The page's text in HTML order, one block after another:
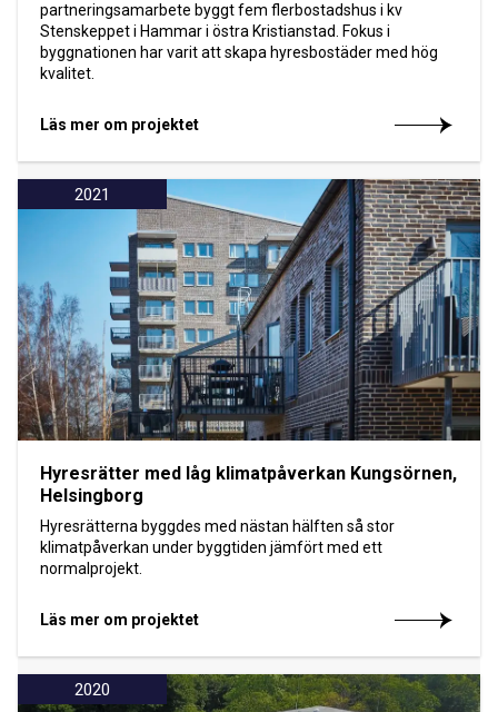
partneringsamarbete byggt fem flerbostadshus i kv
Stenskeppet i Hammar i östra Kristianstad. Fokus i
byggnationen har varit att skapa hyresbostäder med hög
kvalitet.
Läs mer om projektet
2021
Hyresrätter med låg klimatpåverkan Kungsörnen,
Helsingborg
Hyresrätterna byggdes med nästan hälften så stor
klimatpåverkan under byggtiden jämfört med ett
normalprojekt.
Läs mer om projektet
2020